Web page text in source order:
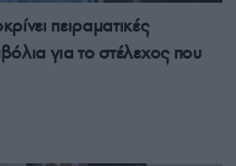
πειραματικές
για το στέλεχος που